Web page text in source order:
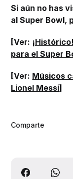
Si aún no has
al Super Bowl,
[Ver:
para el Super
[Ver: Músicos
Lionel Messi]
Comparte